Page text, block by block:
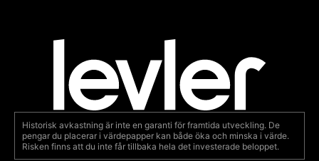
Historisk avkastning är inte en garanti för framtida utveckling. De
pengar du placerar i värdepapper kan både öka och minska i värde.
Risken finns att du inte får tillbaka hela det investerade beloppet.